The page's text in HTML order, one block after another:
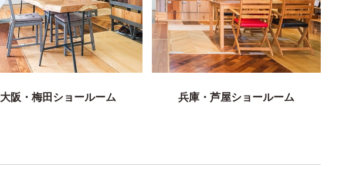
大阪・梅田ショールーム 兵庫・芦屋ショールーム